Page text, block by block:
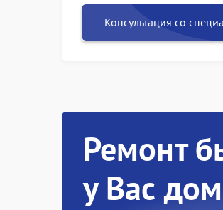
Консультация со
Ремонт
у Вас